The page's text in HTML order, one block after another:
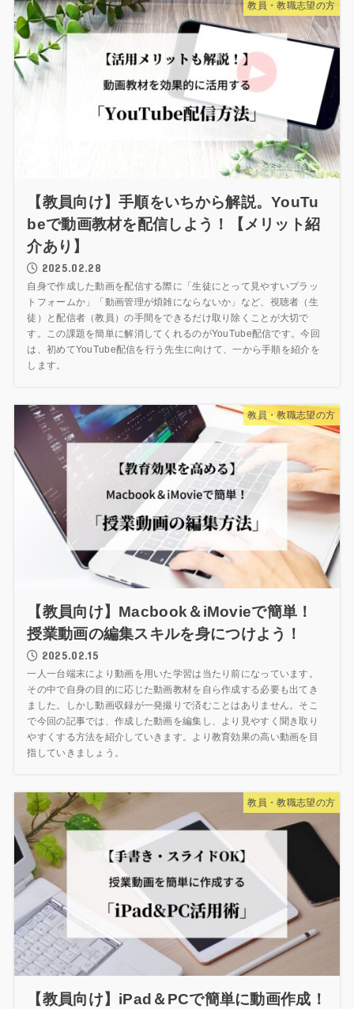
教員・教職志望の方
【教員向け】手順をいちから解説。YouTu
beで動画教材を配信しよう！【メリット紹
介あり】
2025.02.28
自身で作成した動画を配信する際に「生徒にとって見やすいプラッ
トフォームか」「動画管理が煩雑にならないか」など、視聴者（生
徒）と配信者（教員）の手間をできるだけ取り除くことが大切で
す。この課題を簡単に解消してくれるのがYouTube配信です。今回
は、初めてYouTube配信を行う先生に向けて、一から手順を紹介を
します。
教員・教職志望の方
【教員向け】Macbook＆iMovieで簡単！
授業動画の編集スキルを身につけよう！
2025.02.15
一人一台端末により動画を用いた学習は当たり前になっています。
その中で自身の目的に応じた動画教材を自ら作成する必要も出てき
ました。しかし動画収録が一発撮りで済むことはありません。そこ
で今回の記事では、作成した動画を編集し、より見やすく聞き取り
やすくする方法を紹介していきます。より教育効果の高い動画を目
指していきましょう。
教員・教職志望の方
【教員向け】iPad＆PCで簡単に動画作成！